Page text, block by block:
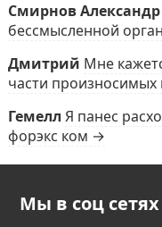
Смирнов Александр
бессмысленной
Дмитрий Мне
части произносимых
Гемелл Я панес
форэкс ком →
Мы в соц сетях